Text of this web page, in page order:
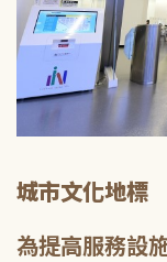
城市文化地標
為提高服務設